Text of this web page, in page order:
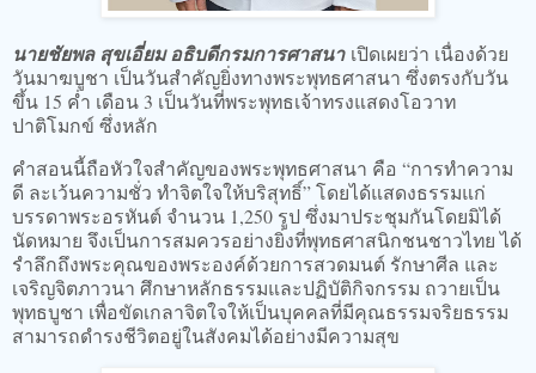
นายชัยพล สุขเอี่ยม อธิบดีกรมการศาสนาเปิดเผยว่า เนื่องด้วย
วันมาฆบูชา เป็นวันสำคัญยิ่งทางพระพุทธศาสนา ซึ่งตรงกับวัน
ขึ้น 15 ค่ำ เดือน 3 เป็นวันที่พระพุทธเจ้าทรงแสดงโอวาท
ปาติโมกข์ ซึ่งหลัก
คำสอนนี้ถือหัวใจสำคัญของพระพุทธศาสนา คือ “การทำความ
ดี ละเว้นความชั่ว ทำจิตใจให้บริสุทธิ์” โดยได้แสดงธรรมแก่
บรรดาพระอรหันต์ จำนวน 1,250 รูป ซึ่งมาประชุมกันโดยมิได้
นัดหมาย จึงเป็นการสมควรอย่างยิ่งที่พุทธศาสนิกชนชาวไทย ได้
รำลึกถึงพระคุณของพระองค์ด้วยการสวดมนต์ รักษาศีล และ
เจริญจิตภาวนา ศึกษาหลักธรรมและปฏิบัติกิจกรรม ถวายเป็น
พุทธบูชา เพื่อขัดเกลาจิตใจให้เป็นบุคคลที่มีคุณธรรมจริยธรรม
สามารถดำรงชีวิตอยู่ในสังคมได้อย่างมีความสุข